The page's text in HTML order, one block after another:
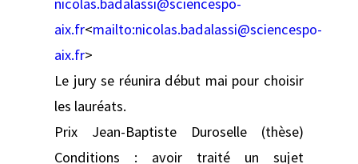
aix.fr<mailto:nicolas.badalassi@sciencespo-
aix.fr>
Le jury se réunira début mai pour choisir
les lauréats.
Prix Jean-Baptiste Duroselle (thèse)
Conditions : avoir traité un sujet